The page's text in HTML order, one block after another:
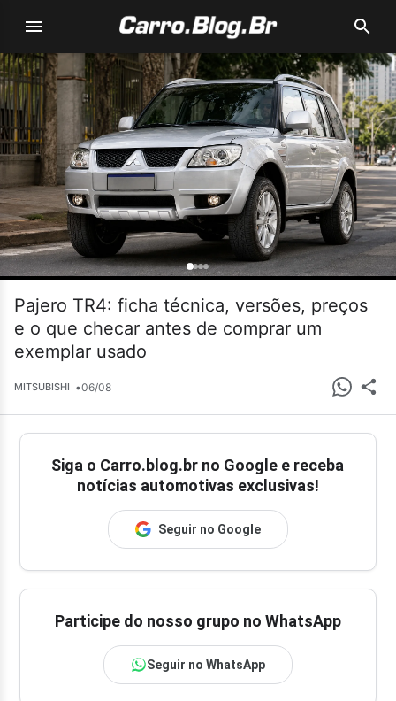
Pajero TR4: ficha técnica, versões, preços
e o que checar antes de comprar um
exemplar usado
MITSUBISHI •06/08
Siga o Carro.blog.br no Google e receba
notícias automotivas exclusivas!
Seguir no Google
Participe do nosso grupo no WhatsApp
Seguir no WhatsApp